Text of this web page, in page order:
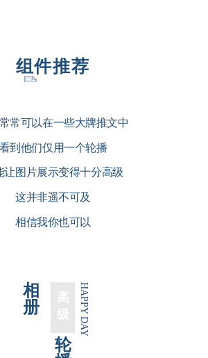
组件推荐
常可以在一些大牌推文中
看到他们仅用一个轮播
让图片展示变得十分高级
这并非遥不可及
相信我你也可以
你也可以
相
册
轮
HAPPY DAY